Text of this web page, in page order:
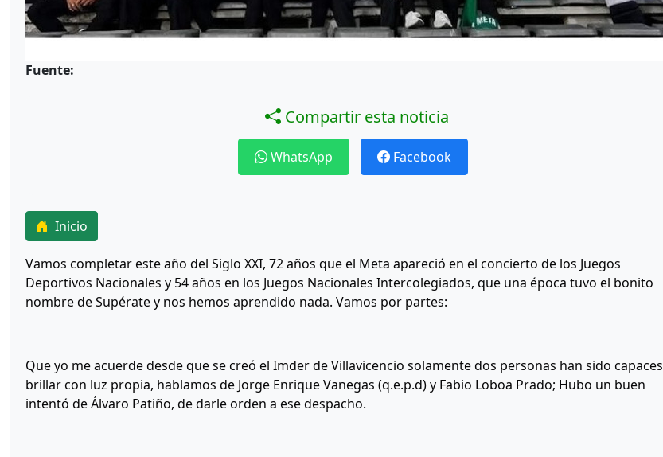
Fuente:
Compartir esta noticia
WhatsApp Facebook
Inicio
Vamos completar este año del Siglo XXI, 72 años que el Meta apareció en el concierto de los Juegos
Deportivos Nacionales y 54 años en los Juegos Nacionales Intercolegiados, que una época tuvo el bonito
nombre de Supérate y nos hemos aprendido nada. Vamos por partes:
Que yo me acuerde desde que se creó el Imder de Villavicencio solamente dos personas han sido capaces
brillar con luz propia, hablamos de Jorge Enrique Vanegas (q.e.p.d) y Fabio Loboa Prado; Hubo un buen
intentó de Álvaro Patiño, de darle orden a ese despacho.